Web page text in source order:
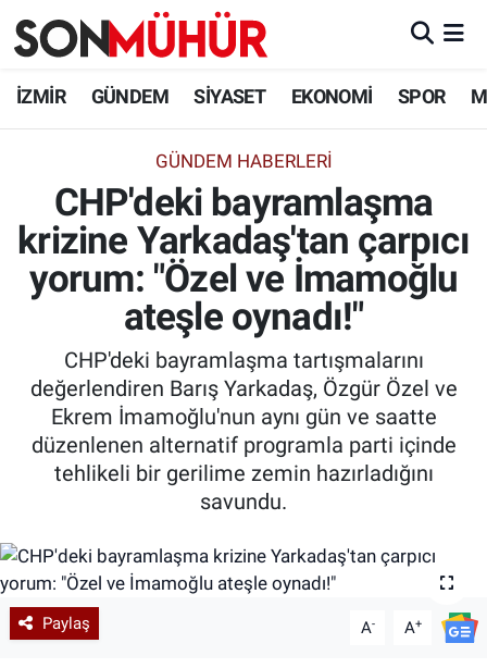
İZMİR GÜNDEM SİYASET EKONOMİ SPOR
GÜNDEM HABERLERI
CHP'deki bayramlaşma
krizine Yarkadaş'tan çarpıcı
yorum: "Özel ve İmamoğlu
ateşle oynadı!"
CHP'deki bayramlaşma tartışmalarını
değerlendiren Barış Yarkadaş, Özgür Özel ve
Ekrem İmamoğlu'nun aynı gün ve saatte
düzenlenen alternatif programla parti içinde
tehlikeli bir gerilime zemin hazırladığını
savundu.
Paylaş A- A+
İzmir Nöbetçi Eczaneler
İzmir Namaz Vakitleri
İzmir Trafik Yoğunluk Haritası
Süper Lig Puan Durumu ve Fikstür
Tüm Manşetler
Son Dakika Haberleri
Haber Arşivi